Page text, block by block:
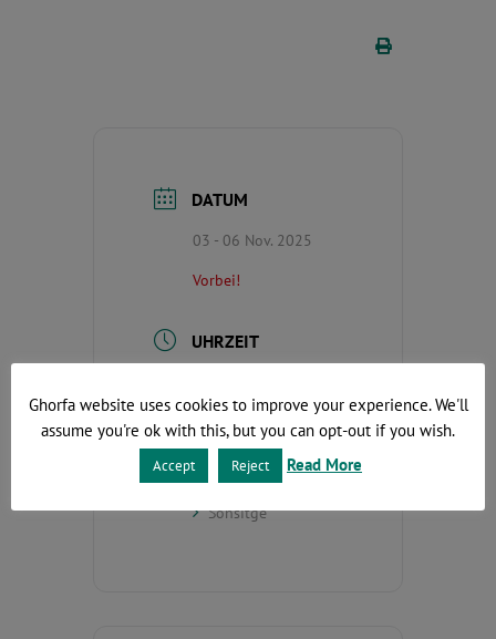
DATUM
03 - 06 Nov. 2025
Vorbei!
UHRZEIT
KATEGORIE
Delegationsreisen
Sonsitge
Ghorfa website uses cookies to improve your experience. We'll
assume you're ok with this, but you can opt-out if you wish.
Accept Reject Read More